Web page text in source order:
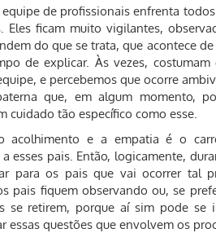
de profissionais enfrenta
Eles ficam muito vigilantes,
do que se trata, que acontece
de explicar. Às vezes, costumam
e percebemos que ocorre
que, em algum momento,
cuidado tão específico como esse.
acolhimento e a empatia é o
esses pais. Então, logicamente,
para os pais que vai ocorrer tal
pais fiquem observando ou, se
retirem, porque aí sim pode se
essas questões que envolvem os